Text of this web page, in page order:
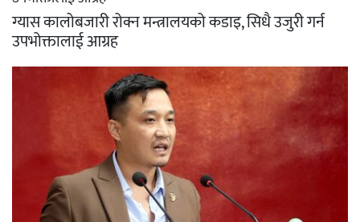
ग्यास कालोबजारी रोक्न मन्त्रालयको कडाइ, सिधै उजुरी गर्न
उपभोक्तालाई आग्रह